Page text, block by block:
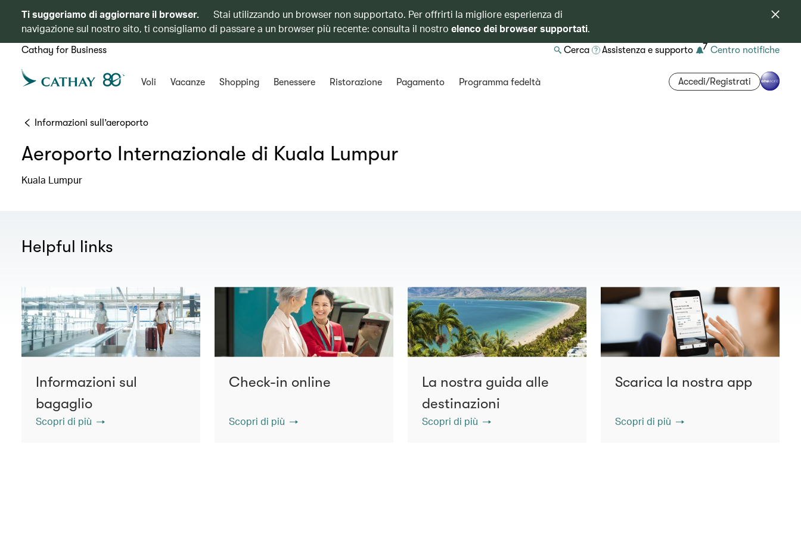
Ti suggeriamo di aggiornare il browser.
Stai utilizzando un browser non supportato. Per offrirti la migliore esperienza di
navigazione sul nostro sito, ti consigliamo di passare a un browser più recente: consulta il nostro elenco dei browser supportati.
Cathay for Business Cerca Assistenza e supporto 7 Centro notifiche
Voli Vacanze Shopping Benessere Ristorazione Pagamento Programma fedeltà Accedi/Registrati
Informazioni sull’aeroporto
Aeroporto Internazionale di Kuala Lumpur
Kuala Lumpur
Helpful links
Informazioni sul
bagaglio
Scopri di più
Check-in online
Scopri di più
La nostra guida alle
destinazioni
Scopri di più
Scarica la nostra app
Scopri di più